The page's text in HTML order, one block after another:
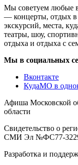
Мы советуем любые
— концерты, отдых в
экскурсий, места,
театры, шоу,
отдыха и отдыха с
Мы в социальных
Вконтакте
КудаМО в
Афиша Московской
области
Свидетельство о
СМИ Эл №ФС77-
Разработка и